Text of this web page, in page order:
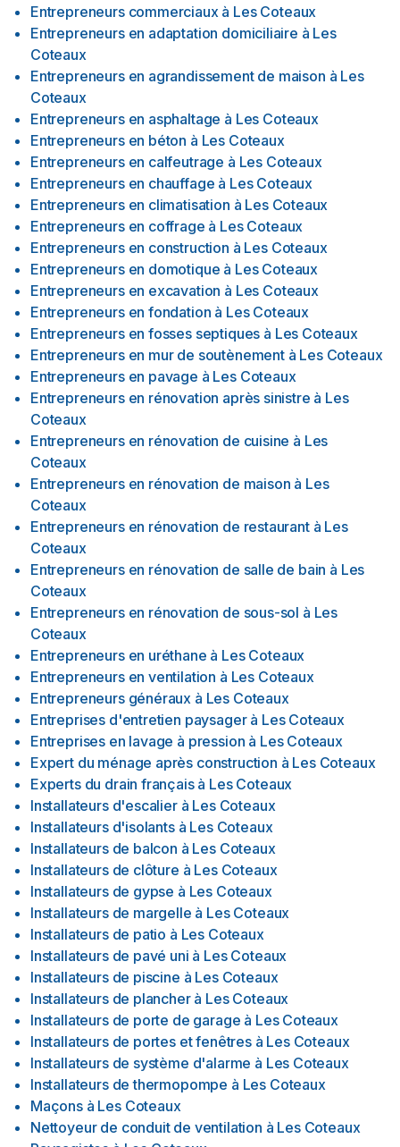
Entrepreneurs commerciaux à Les Coteaux
Entrepreneurs en adaptation domiciliaire à Les
Coteaux
Entrepreneurs en agrandissement de maison à Les
Coteaux
Entrepreneurs en asphaltage à Les Coteaux
Entrepreneurs en béton à Les Coteaux
Entrepreneurs en calfeutrage à Les Coteaux
Entrepreneurs en chauffage à Les Coteaux
Entrepreneurs en climatisation à Les Coteaux
Entrepreneurs en coffrage à Les Coteaux
Entrepreneurs en construction à Les Coteaux
Entrepreneurs en domotique à Les Coteaux
Entrepreneurs en excavation à Les Coteaux
Entrepreneurs en fondation à Les Coteaux
Entrepreneurs en fosses septiques à Les Coteaux
Entrepreneurs en mur de soutènement à Les Coteaux
Entrepreneurs en pavage à Les Coteaux
Entrepreneurs en rénovation après sinistre à Les
Coteaux
Entrepreneurs en rénovation de cuisine à Les
Coteaux
Entrepreneurs en rénovation de maison à Les
Coteaux
Entrepreneurs en rénovation de restaurant à Les
Coteaux
Entrepreneurs en rénovation de salle de bain à Les
Coteaux
Entrepreneurs en rénovation de sous-sol à Les
Coteaux
Entrepreneurs en uréthane à Les Coteaux
Entrepreneurs en ventilation à Les Coteaux
Entrepreneurs généraux à Les Coteaux
Entreprises d'entretien paysager à Les Coteaux
Entreprises en lavage à pression à Les Coteaux
Expert du ménage après construction à Les Coteaux
Experts du drain français à Les Coteaux
Installateurs d'escalier à Les Coteaux
Installateurs d'isolants à Les Coteaux
Installateurs de balcon à Les Coteaux
Installateurs de clôture à Les Coteaux
Installateurs de gypse à Les Coteaux
Installateurs de margelle à Les Coteaux
Installateurs de patio à Les Coteaux
Installateurs de pavé uni à Les Coteaux
Installateurs de piscine à Les Coteaux
Installateurs de plancher à Les Coteaux
Installateurs de porte de garage à Les Coteaux
Installateurs de portes et fenêtres à Les Coteaux
Installateurs de système d'alarme à Les Coteaux
Installateurs de thermopompe à Les Coteaux
Maçons à Les Coteaux
Nettoyeur de conduit de ventilation à Les Coteaux